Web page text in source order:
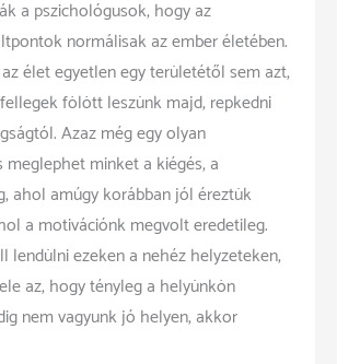
a pszichológusok, hogy az
normálisak az ember életében.
élet egyetlen egy területétől sem azt,
fölött leszünk majd, repkedni
Azaz még egy olyan
meglephet minket a kiégés, a
ahol amúgy korábban jól éreztük
a motivációnk megvolt eredetileg.
lendülni ezeken a nehéz helyzeteken,
az, hogy tényleg a helyünkön
nem vagyunk jó helyen, akkor